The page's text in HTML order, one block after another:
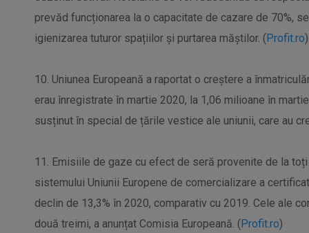
prevăd funcționarea la o capacitate de cazare de 70%,
igienizarea tuturor spațiilor și purtarea măștilor. (Profit.ro)
10. Uniunea Europeană a raportat o creștere a
erau înregistrate în martie 2020, la 1,06 milioane în
susținut în special de țările vestice ale uniunii, care au
11. Emisiile de gaze cu efect de seră provenite de la
sistemului Uniunii Europene de comercializare a
declin de 13,3% în 2020, comparativ cu 2019. Cele ale
două treimi, a anunțat Comisia Europeană. (Profit.ro)